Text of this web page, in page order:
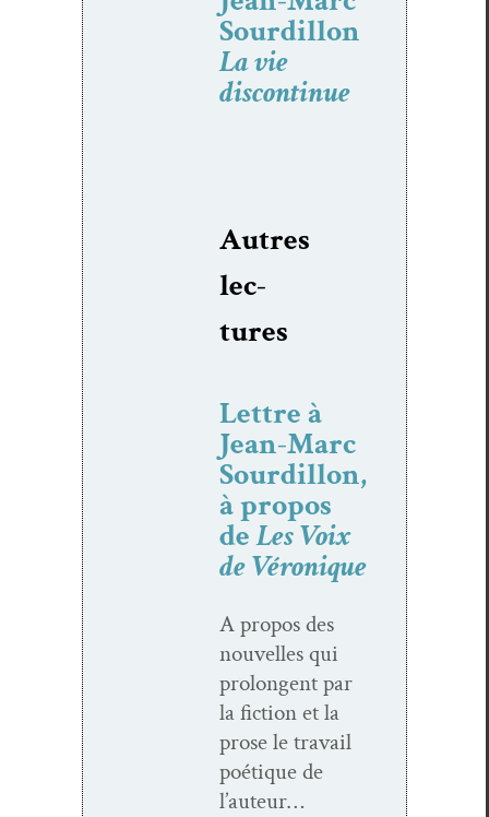
Sourdillon
La vie
discontinue
Autres
lec­
tures
Lettre à
Jean-Marc
Sourdillon,
à propos
deLes Voix
de Véronique
A pro­pos des
nou­velles qui
pro­lon­gent par
la fic­tion et la
prose le tra­vail
poé­tique de
l’auteur…